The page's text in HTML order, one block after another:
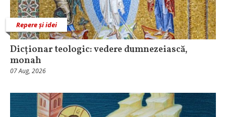
Repere și idei
Dicționar teologic: vedere dumnezeiască,
monah
07 Aug, 2026